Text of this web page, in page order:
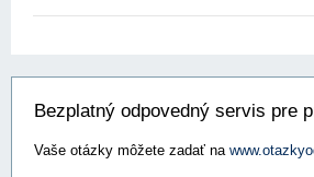
Bezplatný odpovedný servis pre
Vaše otázky môžete zadať na